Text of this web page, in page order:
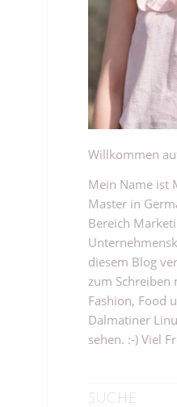
Willkommen
Mein Name ist
Master in
Bereich
diesem Blog
zum Schreiben
Fashion, Food
Dalmatiner
sehen. :-) Viel
SUCHE